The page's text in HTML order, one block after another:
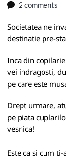
2 comments
Societatea ne
destinatie pre-
Inca din
vei indragosti,
pe care este
Drept urmare,
pe piata
vesnica!
Este ca si cum